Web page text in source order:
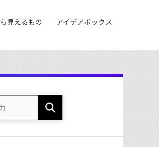
見えるもの アイデアボックス